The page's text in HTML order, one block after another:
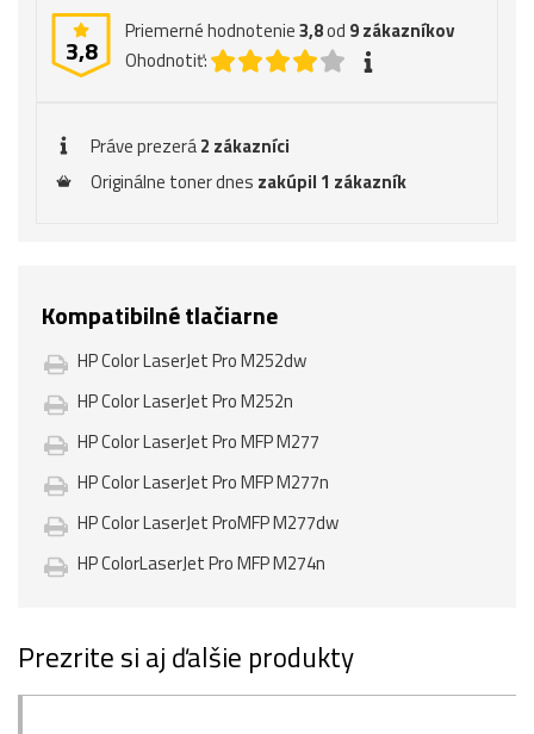
3,8
Priemerné hodnotenie3,8od 9zákazníkov
Ohodnotiť:
Práve prezerá2 zákazníci
Originálne toner dnes zakúpil 1 zákazník
Kompatibilné tlačiarne
HP Color LaserJet Pro M252dw
HP Color LaserJet Pro M252n
HP Color LaserJet Pro MFP M277
HP Color LaserJet Pro MFP M277n
HP Color LaserJet ProMFP M277dw
HP ColorLaserJet Pro MFP M274n
Prezrite si aj ďalšie produkty